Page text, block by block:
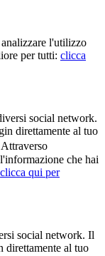
l'utilizzo
per tutti: clicca
social network.
direttamente al tuo
che hai
clicca qui per
social network. Il
direttamente al tuo